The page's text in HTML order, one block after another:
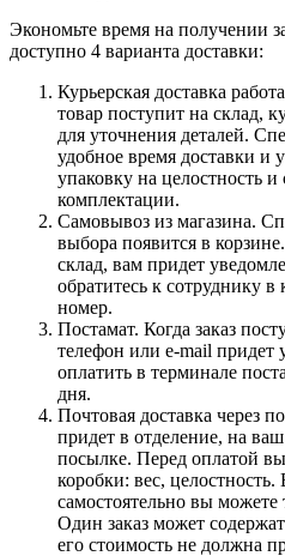
Экономьте время на получении
доступно 4 варианта доставки:
Курьерская доставка
товар поступит на склад,
для уточнения деталей.
удобное время доставки и
упаковку на целостность и
комплектации.
Самовывоз из магазина.
выбора появится в
склад, вам придет
обратитесь к сотруднику в
номер.
Постамат. Когда заказ
телефон или e-mail придет
оплатить в терминале
дня.
Почтовая доставка через
придет в отделение, на
посылке. Перед оплатой
коробки: вес,
самостоятельно вы можете
Один заказ может
его стоимость не должна